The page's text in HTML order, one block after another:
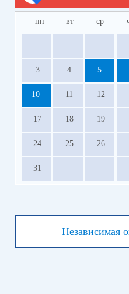
пн вт ср
3 4 5
10 11 12
17 18 19
24 25 26
31
Независимая